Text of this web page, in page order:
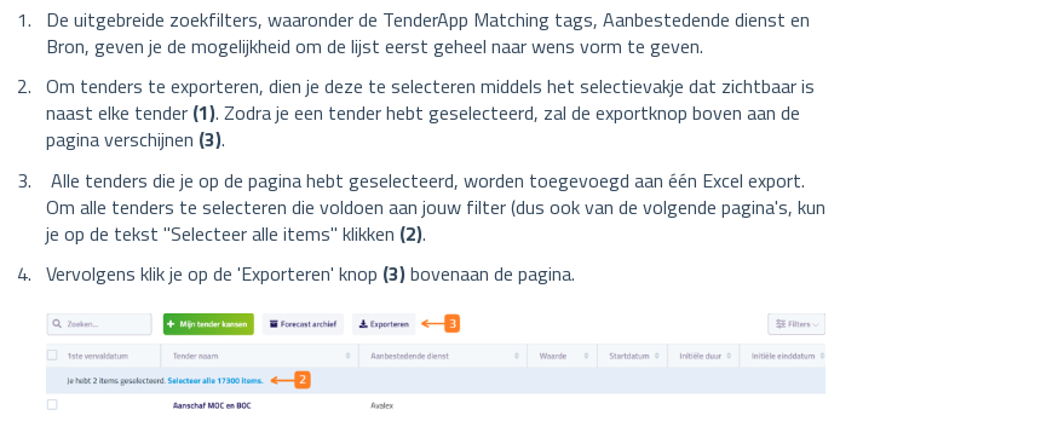
De uitgebreide zoekfilters, waaronder de TenderApp Matching tags, Aanbestedende dienst en
Bron, geven je de mogelijkheid om de lijst eerst geheel naar wens vorm te geven.
Om tenders te exporteren, dien je deze te selecteren middels het selectievakje dat zichtbaar is
naast elke tender (1). Zodra je een tender hebt geselecteerd, zal de exportknop boven aan de
pagina verschijnen (3).
Alle tenders die je op de pagina hebt geselecteerd, worden toegevoegd aan één Excel export.
Om alle tenders te selecteren die voldoen aan jouw filter (dus ook van de volgende pagina's, kun
je op de tekst "Selecteer alle items" klikken (2).
Vervolgens klik je op de 'Exporteren' knop (3)bovenaan de pagina.